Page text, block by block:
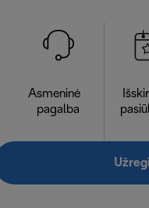
Asmeninė
pagalba